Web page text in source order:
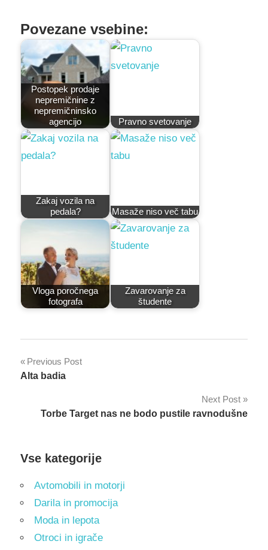
Povezane vsebine:
Postopek prodaje
nepremičnine z
nepremičninsko
agencijo
Pravno svetovanje
Zakaj vozila na
pedala?
Masaže niso več tabu
Vloga poročnega
fotografa
Zavarovanje za
študente
Post
Previous Post
Alta badia
Next Post
Torbe Target nas ne bodo pustile ravnodušne
Vse kategorije
Avtomobili in motorji
Darila in promocija
Moda in lepota
Otroci in igrače